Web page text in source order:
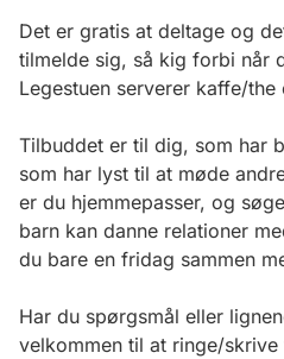
Det er gratis at deltage og
tilmelde sig, så kig forbi når
Legestuen serverer kaffe/the
Tilbuddet er til dig, som har
som har lyst til at møde
er du hjemmepasser, og
barn kan danne relationer
du bare en fridag sammen
Har du spørgsmål eller
velkommen til at ringe/